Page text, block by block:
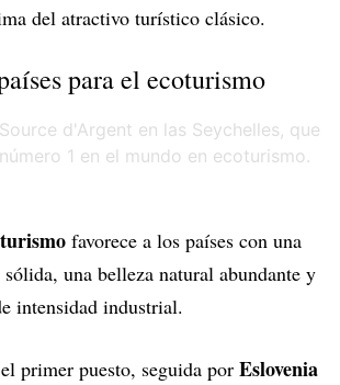
del atractivo turístico clásico.
para el ecoturismo
favorece a los países con una
una belleza natural abundante y
intensidad industrial.
primer puesto, seguida por Eslovenia